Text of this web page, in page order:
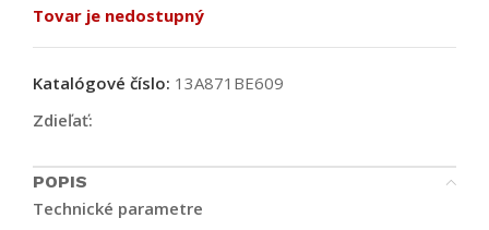
Tovar je nedostupný
Katalógové číslo: 13A871BE609
Zdieľať:
POPIS
Technické parametre